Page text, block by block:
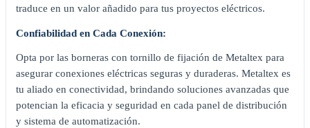
traduce en un valor añadido para tus proyectos eléctricos.
Confiabilidad en Cada Conexión:
Opta por las borneras con tornillo de fijación de Metaltex para
asegurar conexiones eléctricas seguras y duraderas. Metaltex es
tu aliado en conectividad, brindando soluciones avanzadas que
potencian la eficacia y seguridad en cada panel de distribución
y sistema de automatización.